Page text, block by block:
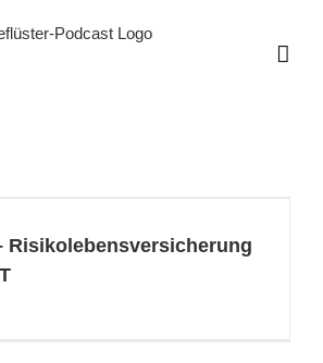
Risikolebensversicherung